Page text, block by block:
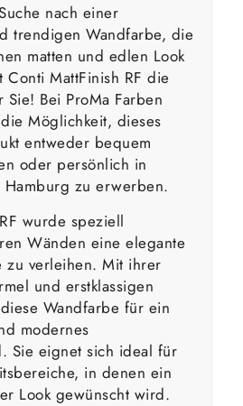
nach einer
trendigen Wandfarbe, die
matten und edlen Look
Conti MattFinish RF die
Bei ProMa Farben
Möglichkeit, dieses
entweder bequem
oder persönlich in
Hamburg zu erwerben.
wurde speziell
Wänden eine elegante
zu verleihen. Mit ihrer
und erstklassigen
Wandfarbe für ein
modernes
Sie eignet sich ideal für
in denen ein
Look gewünscht wird.